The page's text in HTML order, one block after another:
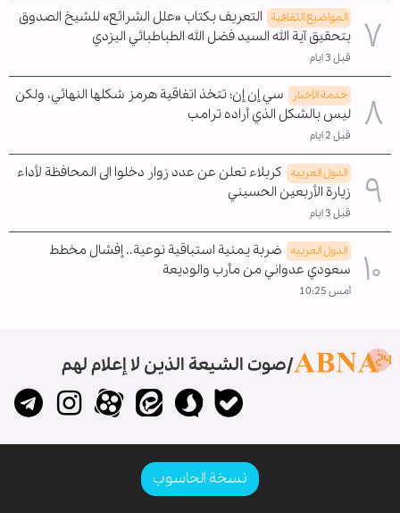
المواضیع الثقافية التعريف بكتاب «علل الشرائع» للشيخ الصدوق
بتحقيق آية الله السيد فضل الله الطباطبائي اليزدي
قبل 3 ايام
خدمة الأخبار
سي إن إن: تتخذ اتفاقية هرمز شكلها النهائي، ولكن
ليس بالشكل الذي أراده ترامب
قبل 2 ايام
الدول العربیه كربلاء تعلن عن عدد زوار دخلوا الى المحافظة لأداء
زيارة الأربعين الحسيني
قبل 3 ايام
الدول العربیه ضربة يمنية استباقية نوعية.. إفشال مخطط
سعودي عدواني من مأرب والوديعة
أمس 10:25
صوت الشيعة الذين لا إعلام لهم
نسخة الحاسوب